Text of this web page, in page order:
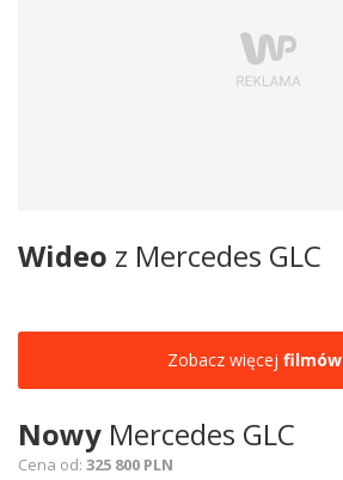
Wideo z Mercedes GLC
Zobacz więcej filmów
Nowy Mercedes GLC
Cena od: 325 800 PLN